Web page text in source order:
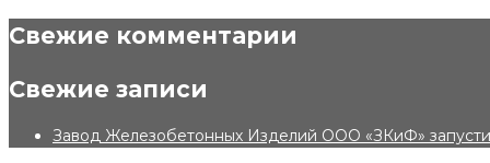
Skip
Свежие комментарии
Свежие записи
Завод Железобетонных Изделий ООО «ЗКиФ»